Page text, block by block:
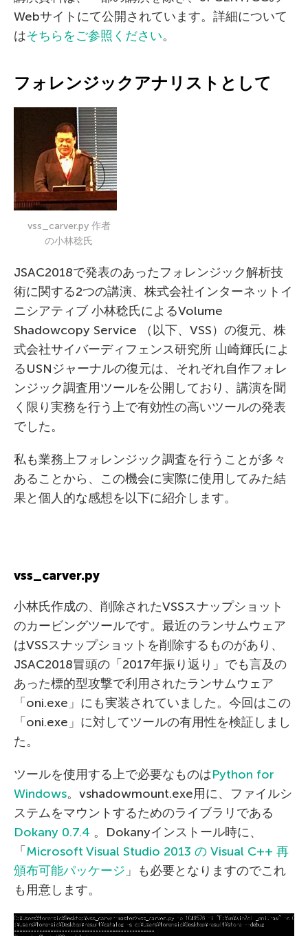
Webサイトにて公開されています。詳細について
はそちらをご参照ください。
フォレンジックアナリストとして
vss_carver.py 作者
の小林稔氏
JSAC2018で発表のあったフォレンジック解析技
術に関する2つの講演、株式会社インターネットイ
ニシアティブ 小林稔氏によるVolume
Shadowcopy Service （以下、VSS）の復元、株
式会社サイバーディフェンス研究所 山崎輝氏によ
るUSNジャーナルの復元は、それぞれ自作フォレ
ンジック調査用ツールを公開しており、講演を聞
く限り実務を行う上で有効性の高いツールの発表
でした。
私も業務上フォレンジック調査を行うことが多々
あることから、この機会に実際に使用してみた結
果と個人的な感想を以下に紹介します。
vss_carver.py
小林氏作成の、削除されたVSSスナップショット
のカービングツールです。最近のランサムウェア
はVSSスナップショットを削除するものがあり、
JSAC2018冒頭の「2017年振り返り」でも言及の
あった標的型攻撃で利用されたランサムウェア
「oni.exe」にも実装されていました。今回はこの
「oni.exe」に対してツールの有用性を検証しまし
た。
ツールを使用する上で必要なものはPython for
Windows。vshadowmount.exe用に、ファイルシ
ステムをマウントするためのライブラリである
Dokany 0.7.4 。Dokanyインストール時に、
「Microsoft Visual Studio 2013 の Visual C++ 再
頒布可能パッケージ 」も必要となりますのでこれ
も用意します。